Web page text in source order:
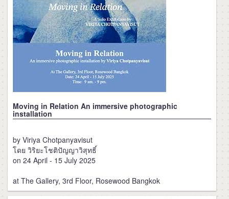
Moving in Relation An immersive photographic
installation
by Viriya Chotpanyavisut
โดย วิริยะโชติปัญญาวิสุทธิ์
on 24 April - 15 July 2025
at The Gallery, 3rd Floor, Rosewood Bangkok